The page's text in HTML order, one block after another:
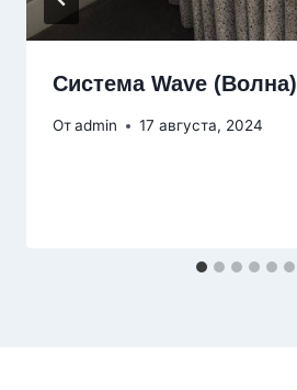
Система Wave (Волна)
Отadmin 17 августа, 2024